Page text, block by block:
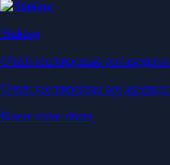
Staking
Obtén recompensas por
Obtén recompensas por
Hacer stake ahora